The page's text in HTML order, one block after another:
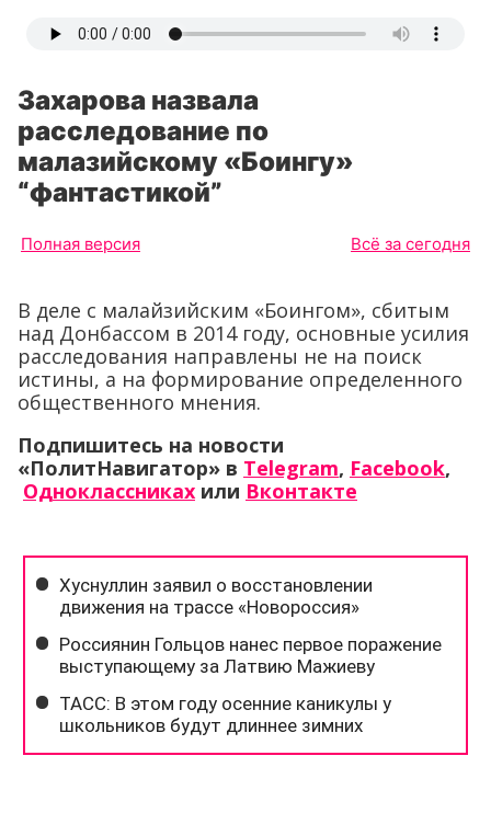
Захарова назвала
расследование по
малазийскому «Боингу»
“фантастикой”
Полная версия Всё за сегодня
В деле с малайзийским «Боингом», сбитым
над Донбассом в 2014 году, основные усилия
расследования направлены не на поиск
истины, а на формирование определенного
общественного мнения.
Подпишитесь на новости
«ПолитНавигатор» в Telegram, Facebook,
Одноклассниках или Вконтакте